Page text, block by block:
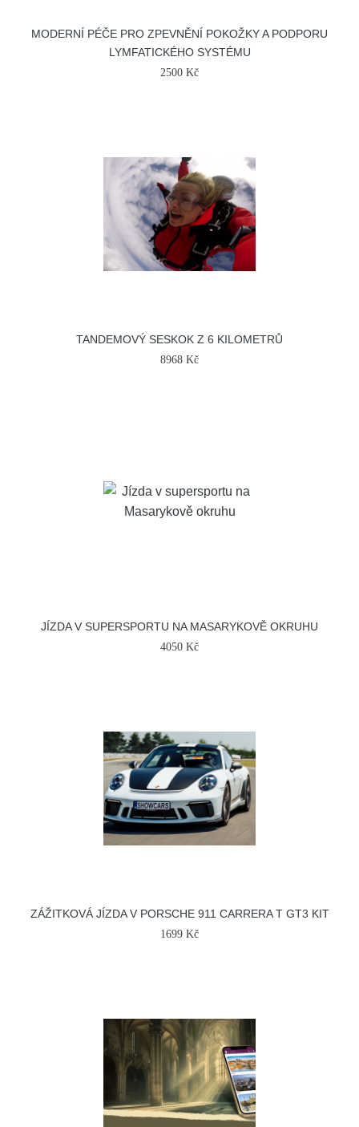
MODERNÍ PÉČE PRO ZPEVNĚNÍ POKOŽKY A PODPORU
LYMFATICKÉHO SYSTÉMU
2500 Kč
TANDEMOVÝ SESKOK Z 6 KILOMETRŮ
8968 Kč
JÍZDA V SUPERSPORTU NA MASARYKOVĚ OKRUHU
4050 Kč
ZÁŽITKOVÁ JÍZDA V PORSCHE 911 CARRERA T GT3 KIT
1699 Kč